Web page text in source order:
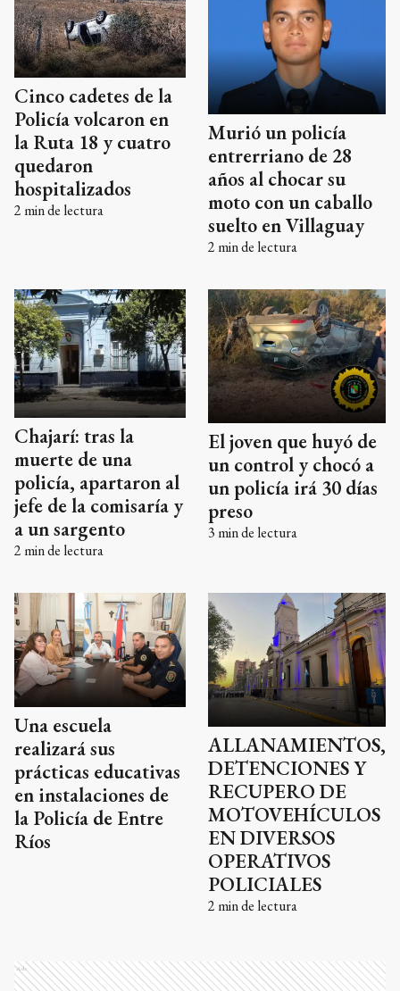
detenidas.
Cinco cadetes de la
Policía volcaron en
la Ruta 18 y cuatro
quedaron
hospitalizados
2 min de lectura
Murió un policía
entrerriano de 28
años al chocar su
moto con un caballo
suelto en Villaguay
2 min de lectura
Chajarí: tras la
muerte de una
policía, apartaron al
jefe de la comisaría y
a un sargento
2 min de lectura
El joven que huyó de
un control y chocó a
un policía irá 30 días
preso
3 min de lectura
Una escuela
realizará sus
prácticas educativas
en instalaciones de
la Policía de Entre
Ríos
ALLANAMIENTOS,
DETENCIONES Y
RECUPERO DE
MOTOVEHÍCULOS
EN DIVERSOS
OPERATIVOS
POLICIALES
2 min de lectura
Ads